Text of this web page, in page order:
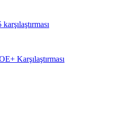
Karşılaştırması